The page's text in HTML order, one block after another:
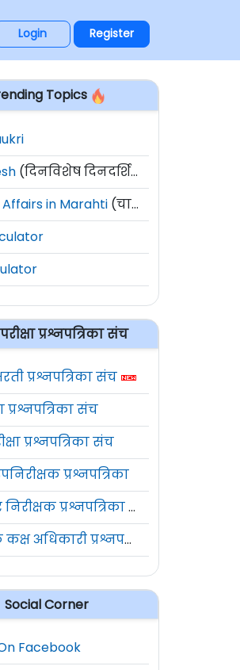
Login Register
Topics
(दिनविशेष दिनदर्शिका)
in Marahti (चालू घडामोडी)
प्रश्नपत्रिका संच
प्रश्नपत्रिका संच
प्रश्नपत्रिका संच
प्रश्नपत्रिका संच
प्रश्नपत्रिका
विक्रीकर निरीक्षक प्रश्नपत्रिका संच
सहाय्यक कक्ष अधिकारी प्रश्नपत्रिका संच
Social Corner
Facebook